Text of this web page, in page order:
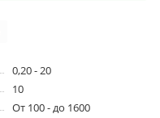
0,20 - 20
10
От 100 - до 1600